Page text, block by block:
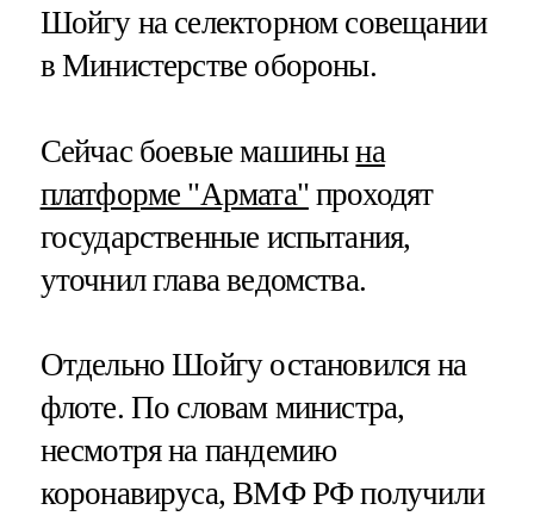
Шойгу на селекторном совещании
в Министерстве обороны.
Сейчас боевые машинына
платформе "Армата"проходят
государственные испытания,
уточнил глава ведомства.
Отдельно Шойгу остановился на
флоте. По словам министра,
несмотря на пандемию
коронавируса, ВМФ РФ получили